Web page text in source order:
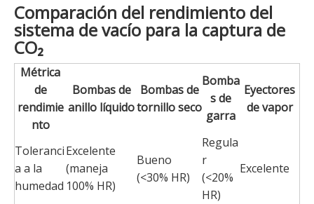
Comparación del rendimiento del
sistema de vacío para la captura de
CO₂
Métrica
de
rendimie
nto
Bombas de
anillo líquido
Bombas de
tornillo seco
Bomba
s de
garra
Eyectores
de vapor
Toleranci
a a la
humedad
Excelente
(maneja
100% HR)
Bueno
(<30% HR)
Regula
r
(<20%
HR)
Excelente